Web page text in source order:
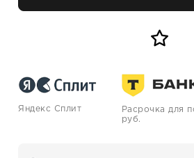
Яндекс Сплит
Расрочка для
руб.